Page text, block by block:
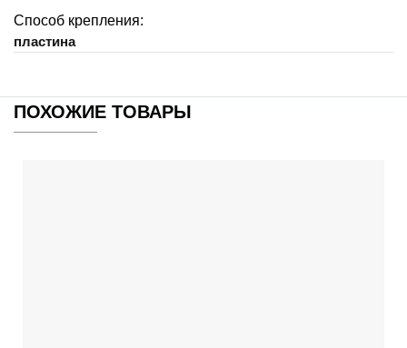
Способ крепления:
пластина
ПОХОЖИЕ ТОВАРЫ